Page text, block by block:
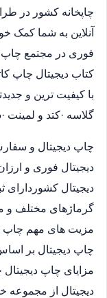
چاپخانه کشور در
آنلاین به شما کمک
فوری در مجتمع چاپ
کتاب دیجیتال چاپ
با کیفیت ترین و
گلاسه ·‎کتد و لمینت ·‎سر برگ A4 ·‎پاپ آپ 3*4
چاپ دیجیتال و
دیجیتال فوری و
دیجیتال کشوردارای
گرماژهای مختلف و
مزیت های مهم چاپ
چاپ دیجیتال بر
مزایای چاپ
دیجیتال از مجموعه